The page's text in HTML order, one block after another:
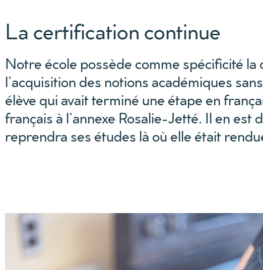
La certification continue
Notre école possède comme spécificité
l’acquisition des notions académiques
élève qui avait terminé une étape en
français à l’annexe Rosalie-Jetté. Il en est
reprendra ses études là où elle était